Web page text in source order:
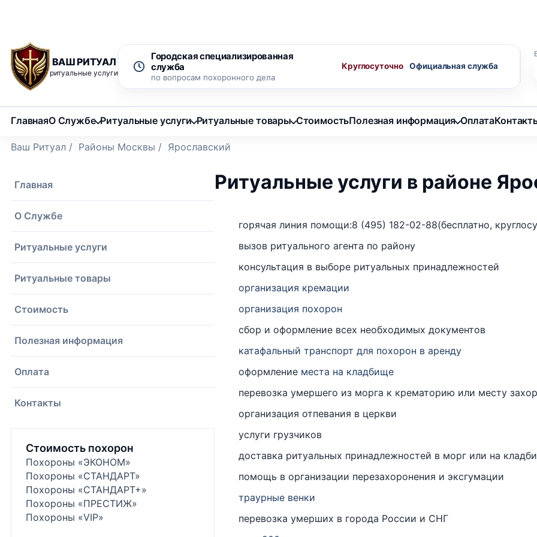
ВАШ РИТУАЛ
ритуальные услуги
Городская специализированная
служба
по вопросам похоронного дела
Круглосуточно
ГлавнаяО Службе Ритуальные услуги Ритуальные товары СтоимостьПолезная информация Оплата
Ваш Ритуал / Районы Москвы / Ярославский
Главная
О Службе
Ритуальные услуги
Ритуальные товары
Стоимость
Полезная информация
Оплата
Контакты
Стоимость похорон
Похороны «ЭКОНОМ»
Похороны «СТАНДАРТ»
Похороны «СТАНДАРТ+»
Похороны «ПРЕСТИЖ»
Похороны «VIP»
Ритуальные услуги в районе
горячая линия помощи:8 (495) 182-02-88(бесплатно,
вызов ритуального агента по району
консультация в выборе ритуальных принадлежностей
организация кремации
организация похорон
сбор и оформление всех необходимых документов
катафальный транспорт для похорон в аренду
оформление места на кладбище
перевозка умершего из морга к крематорию или месту
организация отпевания в церкви
услуги грузчиков
доставка ритуальных принадлежностей в морг или на
помощь в организации перезахоронения и эксгумации
траурные венки
перевозка умерших в города России и СНГ